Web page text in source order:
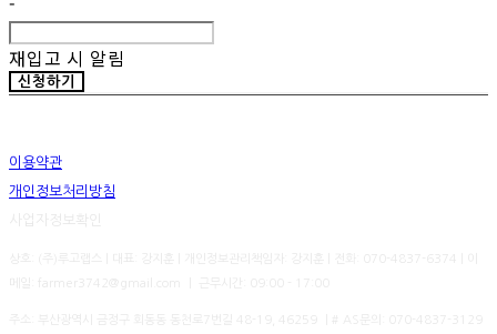
재입고 시 알림
신청하기
이용약관
개인정보처리방침
사업자정보확인
상호: (주)루고랩스 | 대표: 강지훈 | 개인정보관리책임자: 강지훈 | 전화: 070-4837-6374 | 이